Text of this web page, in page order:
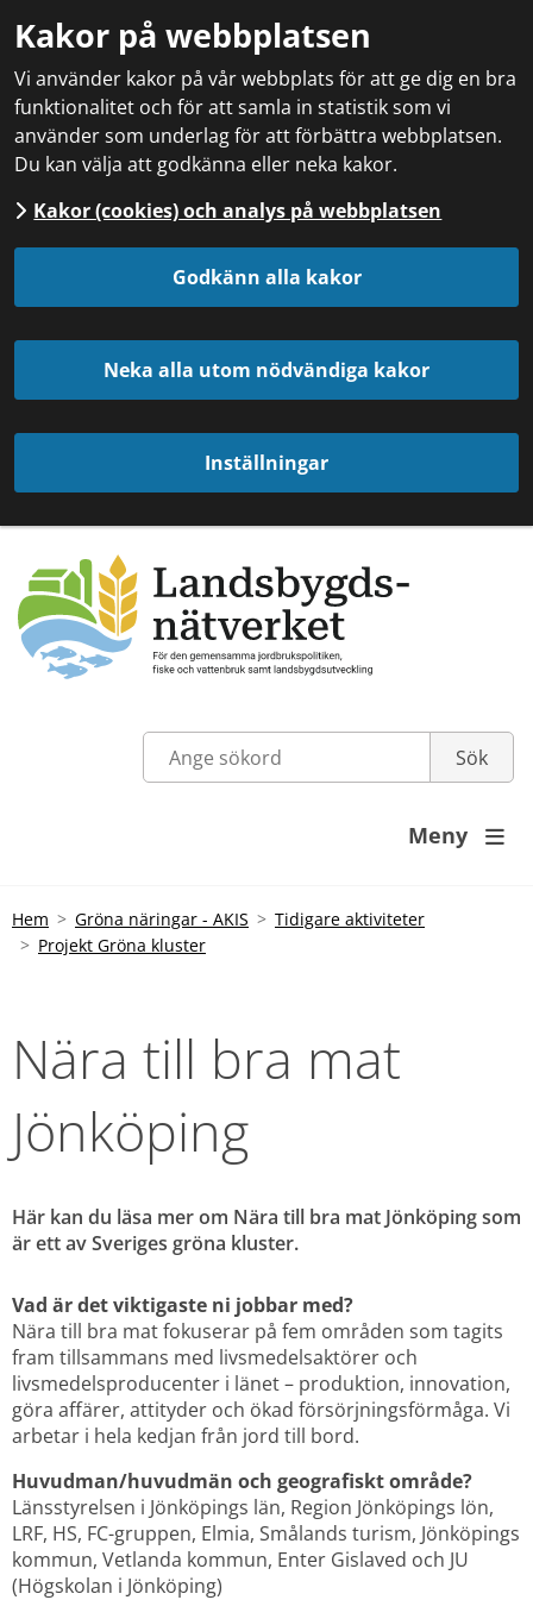
Kakor på webbplatsen
Vi använder kakor på vår webbplats för att ge dig en bra
funktionalitet och för att samla in statistik som vi
använder som underlag för att förbättra webbplatsen.
Du kan välja att godkänna eller neka kakor.
Kakor (cookies) och analys på webbplatsen
Godkänn alla kakor
Neka alla utom nödvändiga kakor
Inställningar
Meny 
Hem Gröna näringar - AKIS
Tidigare aktiviteter
Projekt Gröna kluster
Nära till bra mat
Jönköping
Här kan du läsa mer om Nära till bra mat Jönköping som
är ett av Sveriges gröna kluster.
Vad är det viktigaste ni jobbar med?
Nära till bra mat fokuserar på fem områden som tagits
fram tillsammans med livsmedelsaktörer och
livsmedelsproducenter i länet – produktion, innovation,
göra affärer, attityder och ökad försörjningsförmåga. Vi
arbetar i hela kedjan från jord till bord.
Huvudman/huvudmän och geografiskt område?
Länsstyrelsen i Jönköpings län, Region Jönköpings lön,
LRF, HS, FC-gruppen, Elmia, Smålands turism, Jönköpings
kommun, Vetlanda kommun, Enter Gislaved och JU
(Högskolan i Jönköping)